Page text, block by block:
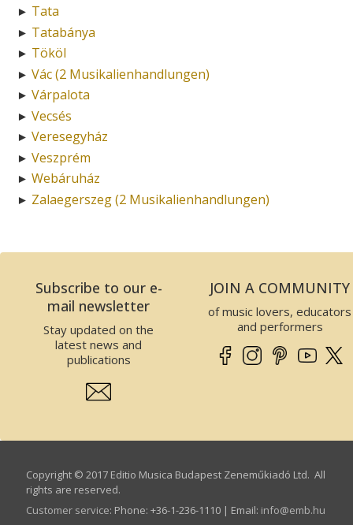
► Tata
► Tatabánya
► Tököl
► Vác (2 Musikalienhandlungen)
► Várpalota
► Vecsés
► Veresegyház
► Veszprém
► Webáruház
► Zalaegerszeg (2 Musikalienhandlungen)
Subscribe to our e-
mail newsletter
Stay updated on the
latest news and
publications
JOIN A COMMUNITY
of music lovers, educators
and performers
Copyright © 2017 Editio Musica Budapest Zeneműkiadó Ltd. All
rights are reserved.
Customer service: Phone: +36-1-236-1110 | Email: info­@­emb.hu